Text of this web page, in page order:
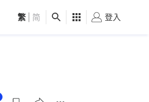
觀點 健康 好食玩飛
繁 简 登入